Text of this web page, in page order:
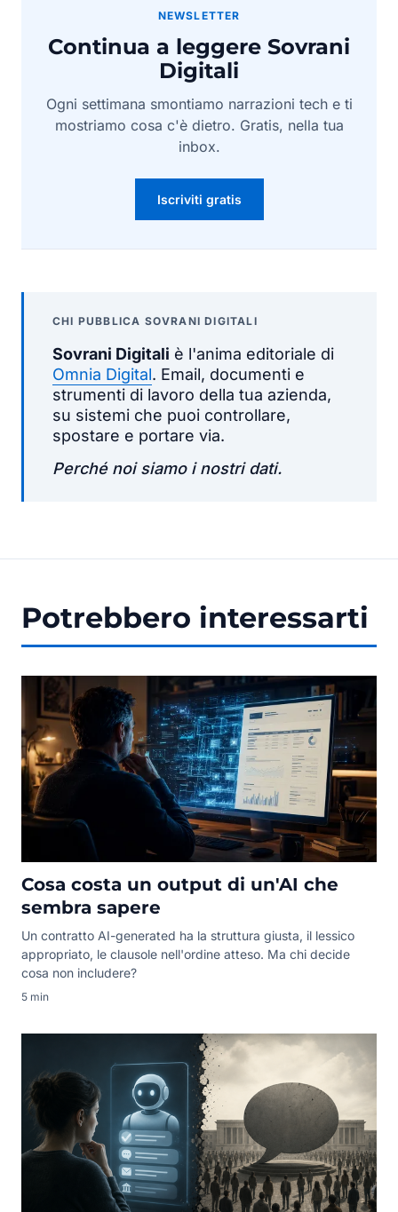
NEWSLETTER
Continua a leggere Sovrani
Digitali
Ogni settimana smontiamo narrazioni tech e ti
mostriamo cosa c'è dietro. Gratis, nella tua
inbox.
Iscriviti gratis
CHI PUBBLICA SOVRANI DIGITALI
Sovrani Digitali è l'anima editoriale di
Omnia Digital. Email, documenti e
strumenti di lavoro della tua azienda,
su sistemi che puoi controllare,
spostare e portare via.
Perché noi siamo i nostri dati.
Potrebbero interessarti
Cosa costa un output di un'AI che
sembra sapere
Un contratto AI-generated ha la struttura giusta, il lessico
appropriato, le clausole nell'ordine atteso. Ma chi decide
cosa non includere?
5 min